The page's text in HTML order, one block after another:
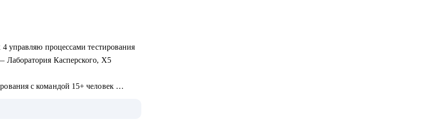
управляю процессами тестирования
Лаборатория Касперского, X5
с командой 15+ человек